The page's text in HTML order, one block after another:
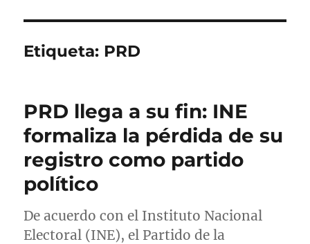
Etiqueta: PRD
PRD llega a su fin: INE
formaliza la pérdida de su
registro como partido
político
De acuerdo con el Instituto Nacional
Electoral (INE), el Partido de la